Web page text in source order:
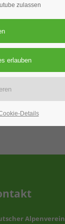
Alpenverein
zulassen
Details